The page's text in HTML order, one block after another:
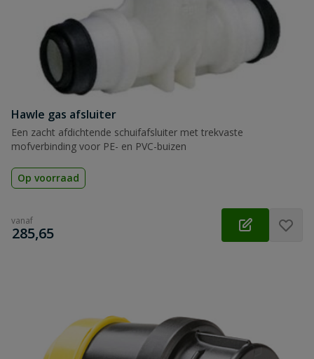
Hawle gas afsluiter
Een zacht afdichtende schuifafsluiter met trekvaste
mofverbinding voor PE- en PVC-buizen
Op voorraad
vanaf
€
285,65